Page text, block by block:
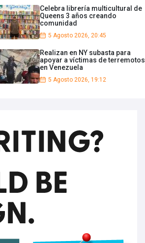
Celebra librería multicultural de
Queens 3 años creando
comunidad
5 Agosto 2026, 20:45
Realizan en NY subasta para
apoyar a víctimas de terremotos
en Venezuela
5 Agosto 2026, 19:12